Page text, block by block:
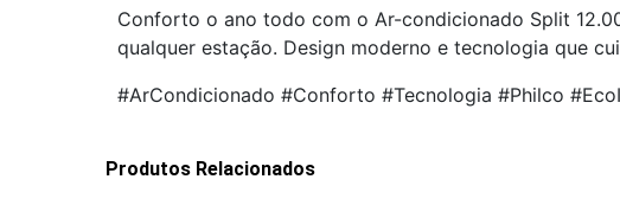
Conforto o ano todo com o Ar-condicionado Split
qualquer estação. Design moderno e tecnologia que
#ArCondicionado #Conforto #Tecnologia #Philco
Produtos Relacionados